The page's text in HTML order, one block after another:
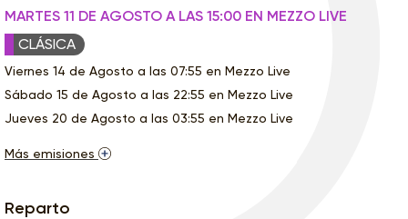
MARTES 11 DE AGOSTO A LAS 15:00 EN MEZZO LIVE
CLÁSICA
Viernes 14 de Agosto a las 07:55 en Mezzo Live
Sábado 15 de Agosto a las 22:55 en Mezzo Live
Jueves 20 de Agosto a las 03:55 en Mezzo Live
Más emisiones
Reparto